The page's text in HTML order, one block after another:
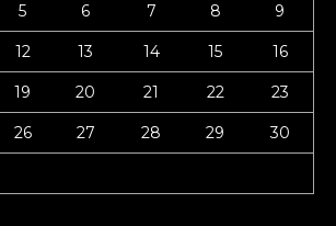
5 6 7 8 9
12 13 14 15 16
19 20 21 22 23
26 27 28 29 30